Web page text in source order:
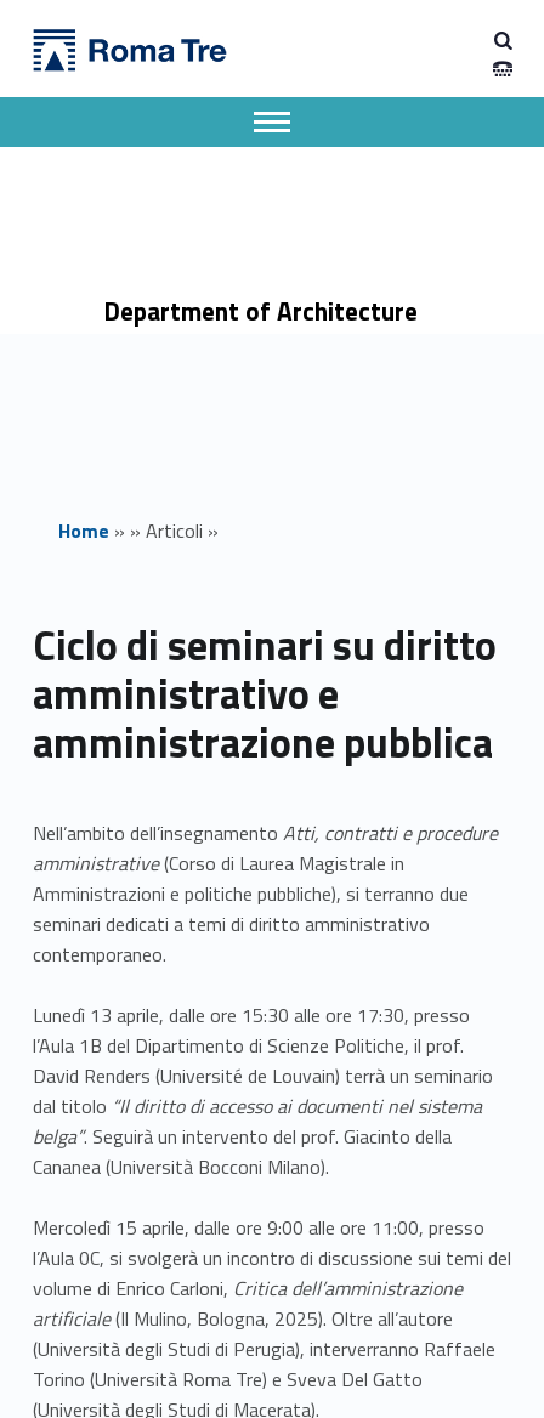
Ciclo di seminari su diritto amministrativo e amministrazione pubblica - Dipartimento di Architettura
Department of Architecture
Apri il menu secondario
Header info sidebar
Home » » Articoli »
Ciclo di seminari su diritto
amministrativo e
amministrazione pubblica
Nell’ambito dell’insegnamento Atti, contratti e procedure
amministrative(Corso di Laurea Magistrale in
Amministrazioni e politiche pubbliche), si terranno due
seminari dedicati a temi di diritto amministrativo
contemporaneo.
Lunedì 13 aprile, dalle ore 15:30 alle ore 17:30, presso
l’Aula 1B del Dipartimento di Scienze Politiche, il prof.
David Renders (Université de Louvain) terrà un seminario
dal titolo “Il diritto di accesso ai documenti nel sistema
belga”. Seguirà un intervento del prof. Giacinto della
Cananea (Università Bocconi Milano).
Mercoledì 15 aprile, dalle ore 9:00 alle ore 11:00, presso
l’Aula 0C, si svolgerà un incontro di discussione sui temi del
volume di Enrico Carloni, Critica dell’amministrazione
artificiale(Il Mulino, Bologna, 2025). Oltre all’autore
(Università degli Studi di Perugia), interverranno Raffaele
Torino (Università Roma Tre) e Sveva Del Gatto
(Università degli Studi di Macerata).